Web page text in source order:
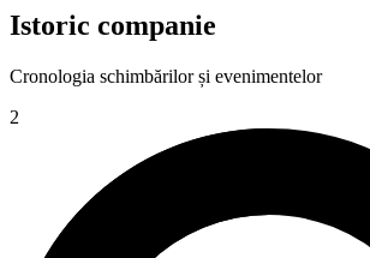
Istoric companie
Cronologia schimbărilor și evenimentelor
2